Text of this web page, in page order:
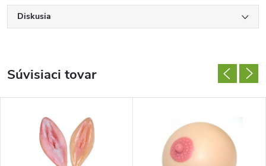
Diskusia
Súvisiaci tovar